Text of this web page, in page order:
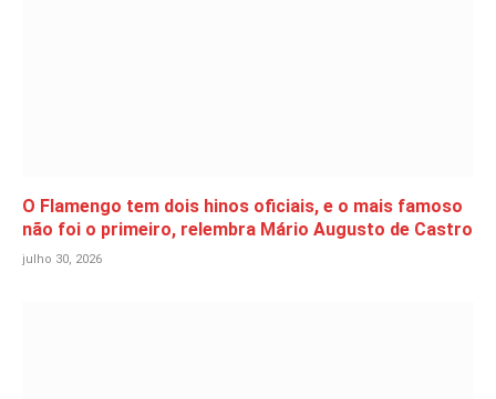
O Flamengo tem dois hinos oficiais, e o mais famoso
não foi o primeiro, relembra Mário Augusto de Castro
julho 30, 2026